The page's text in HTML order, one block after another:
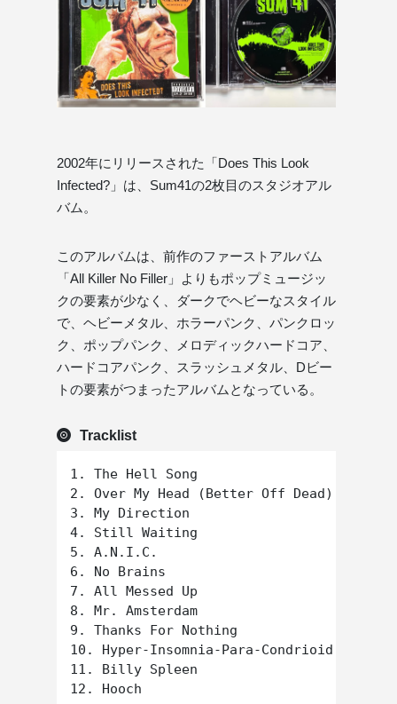
2002年にリリースされた「Does This Look
Infected?」は、Sum41の2枚目のスタジオアル
バム。
このアルバムは、前作のファーストアルバム
「All Killer No Filler」よりもポップミュージッ
クの要素が少なく、ダークでヘビーなスタイル
で、ヘビーメタル、ホラーパンク、パンクロッ
ク、ポップパンク、メロディックハードコア、
ハードコアパンク、スラッシュメタル、Dビー
トの要素がつまったアルバムとなっている。
Tracklist
1. The Hell Song
2. Over My Head (Better Off Dead)
3. My Direction
4. Still Waiting
5. A.N.I.C.
6. No Brains
7. All Messed Up
8. Mr. Amsterdam
9. Thanks For Nothing
10. Hyper-Insomnia-Para-Condrioid
11. Billy Spleen